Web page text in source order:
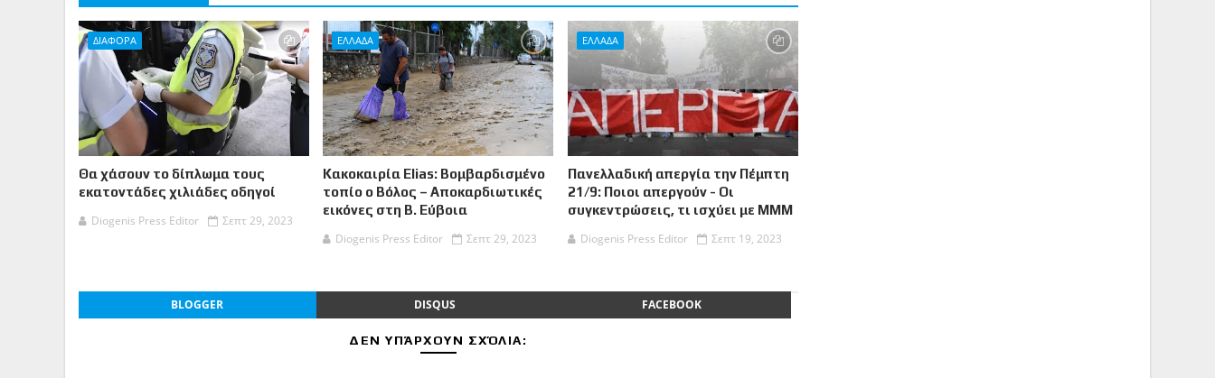
ΔΙΑΦΟΡΑ
Θα χάσουν το δίπλωμα τους
εκατοντάδες χιλιάδες οδηγοί
Diogenis Press Editor
Σεπτ 29, 2023
ΕΛΛΑΔΑ
Κακοκαιρία Elias: Βομβαρδισμένο
τοπίο ο Βόλος – Αποκαρδιωτικές
εικόνες στη Β. Εύβοια
Diogenis Press Editor
Σεπτ 29, 2023
ΕΛΛΑΔΑ
Πανελλαδική απεργία την Πέμπτη
21/9: Ποιοι απεργούν - Οι
συγκεντρώσεις, τι ισχύει με ΜΜΜ
Diogenis Press Editor
Σεπτ 19, 2023
BLOGGER DISQUS FACEBOOK
ΔΕΝ ΥΠΆΡΧΟΥΝ ΣΧΌΛΙΑ: